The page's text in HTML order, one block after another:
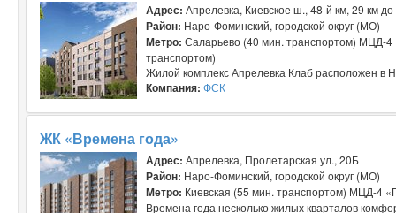
Адрес: Апрелевка, Киевское ш., 48-й км, 29 км
Район: Наро-Фоминский, городской округ (МО)
Метро: Саларьево (40 мин. транспортом) МЦД-
транспортом)
Жилой комплекс Апрелевка Клаб расположен в
Компания: ФСК
ЖК «Времена года»
Адрес: Апрелевка, Пролетарская ул., 20Б
Район: Наро-Фоминский, городской округ (МО)
Метро: Киевская (55 мин. транспортом) МЦД-4
Времена года несколько жилых кварталов